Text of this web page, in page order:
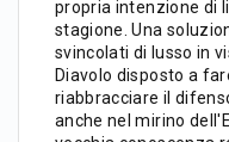
propria intenzione di
stagione. Una
svincolati di lusso in
Diavolo disposto a
riabbracciare il
anche nel mirino